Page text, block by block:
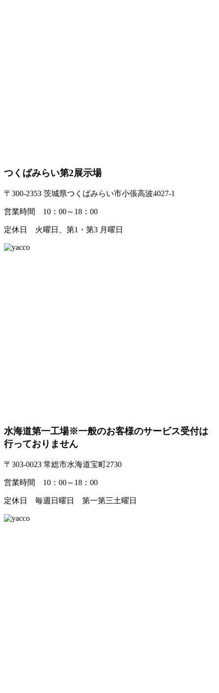
つくばみらい第2展示場
〒300-2353 茨城県つくばみらい市小張高波4027-1
営業時間 10：00～18：00
定休日 火曜日、第1・第3 月曜日
水海道第一工場※一般のお客様のサービス受付は
行っておりません
〒303-0023 常総市水海道宝町2730
営業時間 10：00～18：00
定休日 毎週日曜日 第一第三土曜日